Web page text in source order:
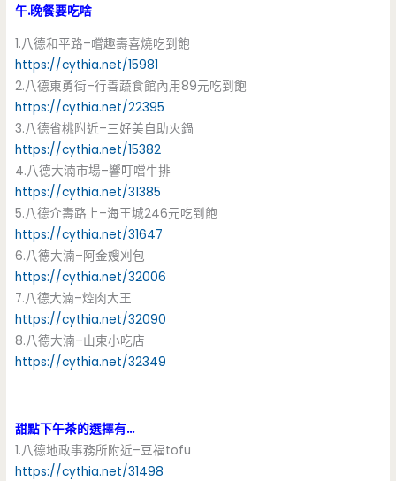
午.晚餐要吃啥
1.八德和平路–嚐趣壽喜燒吃到飽
https://cythia.net/15981
2.八德東勇街–行善蔬食館內用89元吃到飽
https://cythia.net/22395
3.八德省桃附近–三好美自助火鍋
https://cythia.net/15382
4.八德大湳市場–響叮噹牛排
https://cythia.net/31385
5.八德介壽路上–海王城246元吃到飽
https://cythia.net/31647
6.八德大湳–阿金嫂刈包
https://cythia.net/32006
7.八德大湳–焢肉大王
https://cythia.net/32090
8.八德大湳–山東小吃店
https://cythia.net/32349
甜點下午茶的選擇有…
1.八德地政事務所附近–豆福tofu
https://cythia.net/31498